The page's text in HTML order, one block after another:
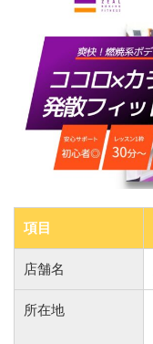
項目
店舗名
所在地